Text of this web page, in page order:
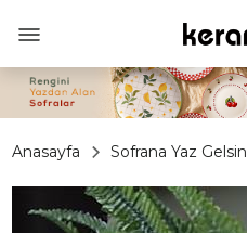
Anasayfa Sofrana Yaz Gelsin